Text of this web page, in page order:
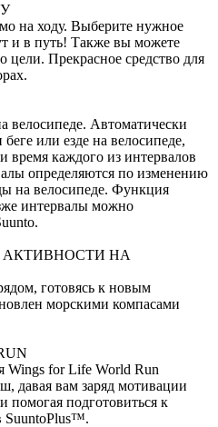
на ходу. Выберите нужное
и в путь! Также вы можете
цели. Прекрасное средство для
велосипеде. Автоматически
или езде на велосипеде,
время каждого из интервалов
определяются по изменению
на велосипеде. Функция
интервалы можно
НА
готовясь к новым
морскими компасами
Wings for Life World Run
давая вам заряд мотивации
помогая подготовиться к
SuuntoPlus™.